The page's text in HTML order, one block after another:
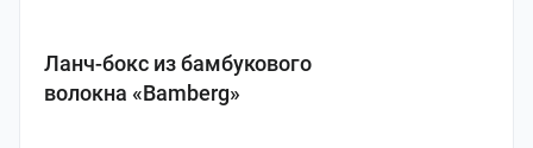
Ланч-бокс из бамбукового
волокна «Bamberg»